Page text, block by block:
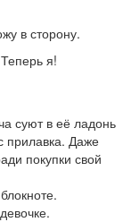
в сторону.
я!
суют в её ладонь
прилавка. Даже
покупки свой